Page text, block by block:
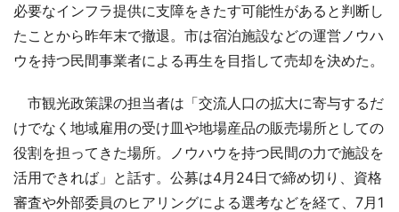
必要なインフラ提供に支障をきたす可能性があると判断し
たことから昨年末で撤退。市は宿泊施設などの運営ノウハ
ウを持つ民間事業者による再生を目指して売却を決めた。
市観光政策課の担当者は「交流人口の拡大に寄与するだ
けでなく地域雇用の受け皿や地場産品の販売場所としての
役割を担ってきた場所。ノウハウを持つ民間の力で施設を
活用できれば」と話す。公募は4月24日で締め切り、資格
審査や外部委員のヒアリングによる選考などを経て、7月1